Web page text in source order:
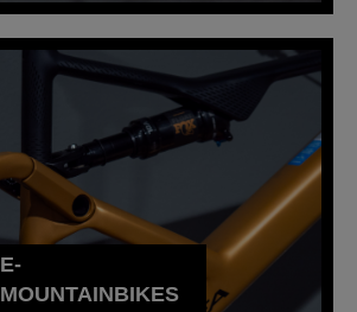
E-
MOUNTAINBIKES